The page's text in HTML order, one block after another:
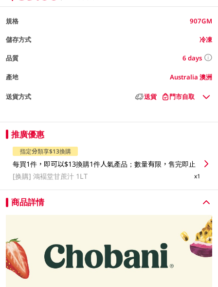
規格 907GM
儲存方式 冷凍
品質 6 days
產地 Australia 澳洲
送貨方式 送貨 門市自取
推廣優惠
指定分類享$13換購
每買1件，即可以$13換購1件人氣產品；數量有限，售完即止
[换購]鴻褔堂甘蔗汁 1LT x1
商品詳情